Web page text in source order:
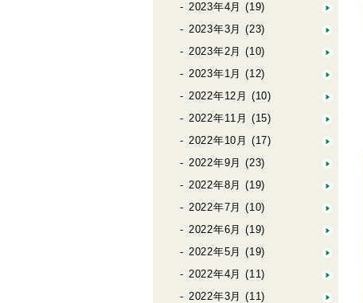
2023年4月 (19)
2023年3月 (23)
2023年2月 (10)
2023年1月 (12)
2022年12月 (10)
2022年11月 (15)
2022年10月 (17)
2022年9月 (23)
2022年8月 (19)
2022年7月 (10)
2022年6月 (19)
2022年5月 (19)
2022年4月 (11)
2022年3月 (11)